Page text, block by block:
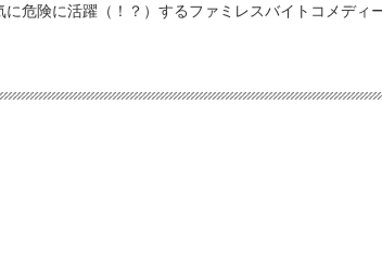
危険に活躍（！？）するファミレスバイトコメディ